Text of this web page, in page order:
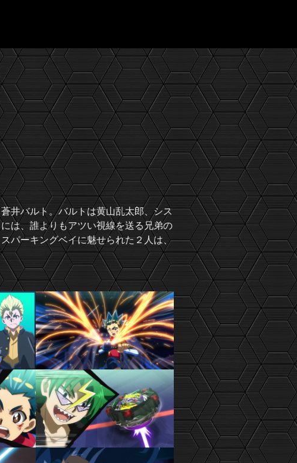
井バルト。バルトは黄山乱太郎、シス
は、誰よりもアツい視線を送る兄弟の
パーキングベイに魅せられた２人は、